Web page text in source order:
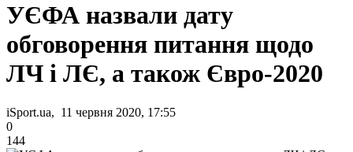
УЄФА назвали дату
обговорення питання щодо
ЛЧ і ЛЄ, а також Євро-2020
iSport.ua, 11 червня 2020, 17:55
0
144